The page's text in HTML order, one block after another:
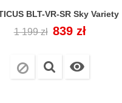
BLT-VR-SR Sky Variety
Cena
1 199 zł Cena
839 zł
